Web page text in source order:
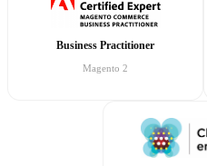
Business Practitioner
Magento 2